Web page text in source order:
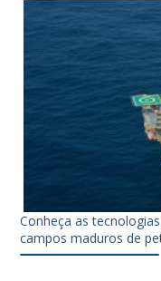
Conheça as
campos maduros de